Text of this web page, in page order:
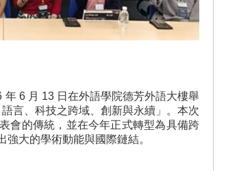
6 月 13 日在外語學院德芳外語大樓舉
言、科技之跨域、創新與永續」。本次
會的傳統，並在今年正式轉型為具備跨
大的學術動能與國際鏈結。